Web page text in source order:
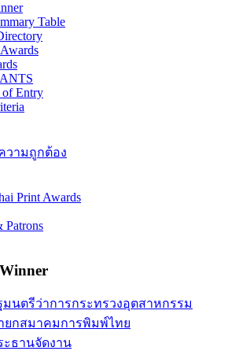
Table
of Entry
วามถูกต้อง
Print Awards
Patrons
มนตรีว่าการกระทรวงอุตสาหกรรม
ยกสมาคมการพิมพ์ไทย
ะธานจัดงาน